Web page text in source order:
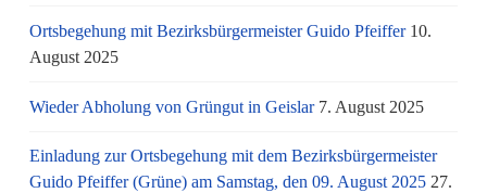
Ortsbegehung mit Bezirksbürgermeister Guido Pfeiffer 10.
August 2025
Wieder Abholung von Grüngut in Geislar 7. August 2025
Einladung zur Ortsbegehung mit dem Bezirksbürgermeister
Guido Pfeiffer (Grüne) am Samstag, den 09. August 2025 27.